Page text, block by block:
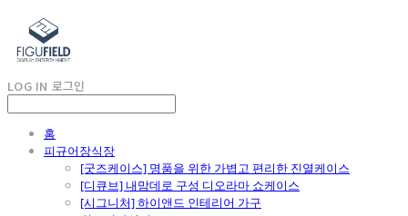
LOG IN 로그인
홈
피규어장식장
[굿즈케이스] 명품을 위한 가볍고 편리한 진열케이스
[디큐브] 내맘데로 구성 디오라마 쇼케이스
[시그니처] 하이앤드 인테리어 가구